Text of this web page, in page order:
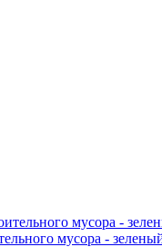
мусора -